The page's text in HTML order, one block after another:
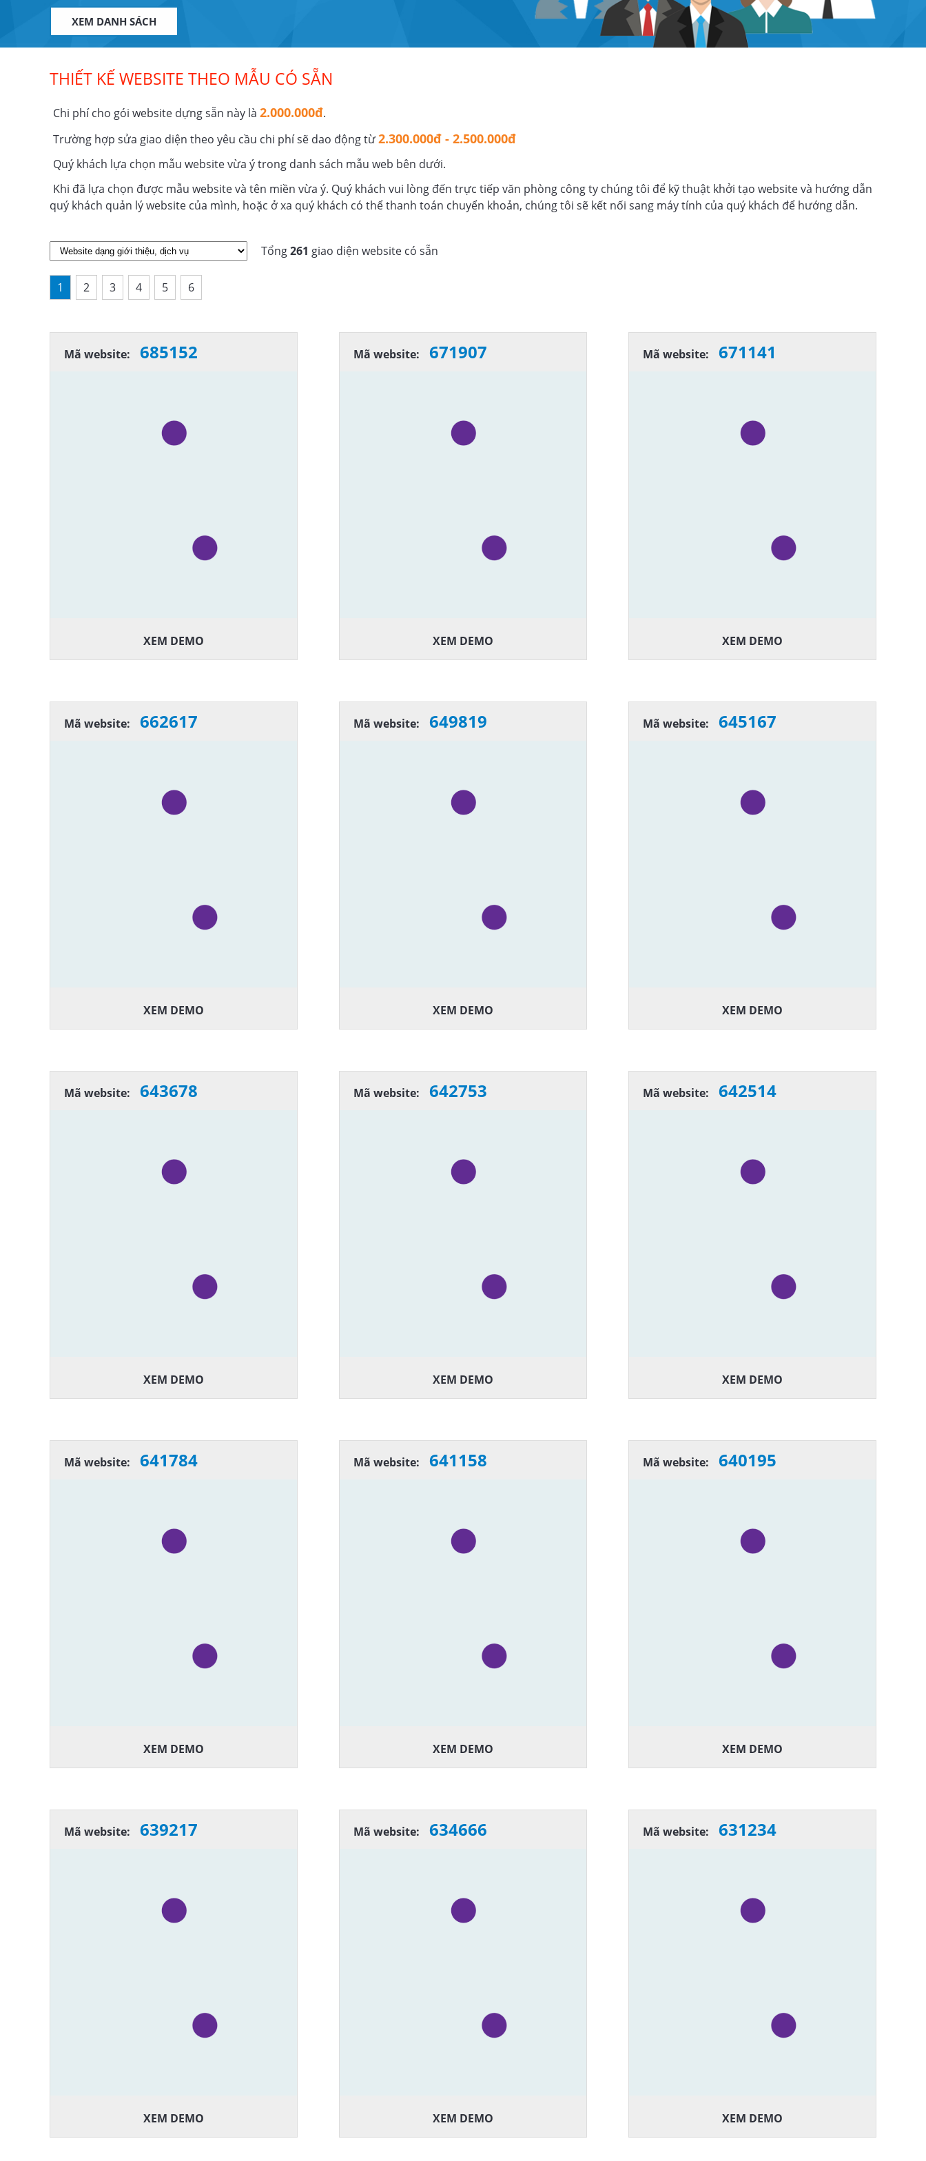
Mẫu WebThực phẩm Váy Cưới - Chụp Ảnh Mẫu WebY Tế - Sức Khỏe
XEM DANH SÁCH
THIẾT KẾ WEBSITE THEO MẪU CÓ SẴN
Chi phí cho gói website dựng sẵn này là 2.000.000đ.
Trường hợp sửa giao diện theo yêu cầu chi phí sẽ dao động từ2.300.000đ - 2.500.000đ
Quý khách lựa chọn mẫu website vừa ý trong danh sách mẫu web bên dưới.
Khi đã lựa chọn được mẫu website và tên miền vừa ý. Quý khách vui lòng đến trực tiếp văn phòng công ty chúng tôi để kỹ thuật khởi tạo website và hướng dẫn
quý khách quản lý website của mình, hoặc ở xa quý khách có thể thanh toán chuyển khoản, chúng tôi sẽ kết nối sang máy tính của quý khách để hướng dẫn.
Tổng261 giao diện website có sẵn
1 2 3 4 5 6
Mã website: 685152
XEM DEMO
Mã website: 671907
XEM DEMO
Mã website: 671141
XEM DEMO
Mã website: 662617
XEM DEMO
Mã website: 649819
XEM DEMO
Mã website: 645167
XEM DEMO
Mã website: 643678
XEM DEMO
Mã website: 642753
XEM DEMO
Mã website: 642514
XEM DEMO
Mã website: 641784
XEM DEMO
Mã website: 641158
XEM DEMO
Mã website: 640195
XEM DEMO
Mã website: 639217
XEM DEMO
Mã website: 634666
XEM DEMO
Mã website: 631234
XEM DEMO